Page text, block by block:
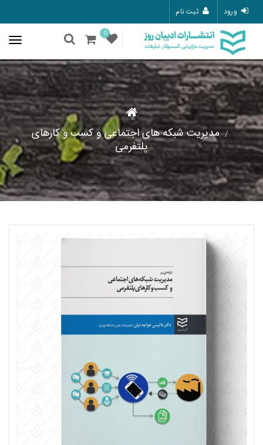
ورود ثبت نام
0
مدیریت شبکه های اجتماعی و کسب و کارهای
پلتفرمی